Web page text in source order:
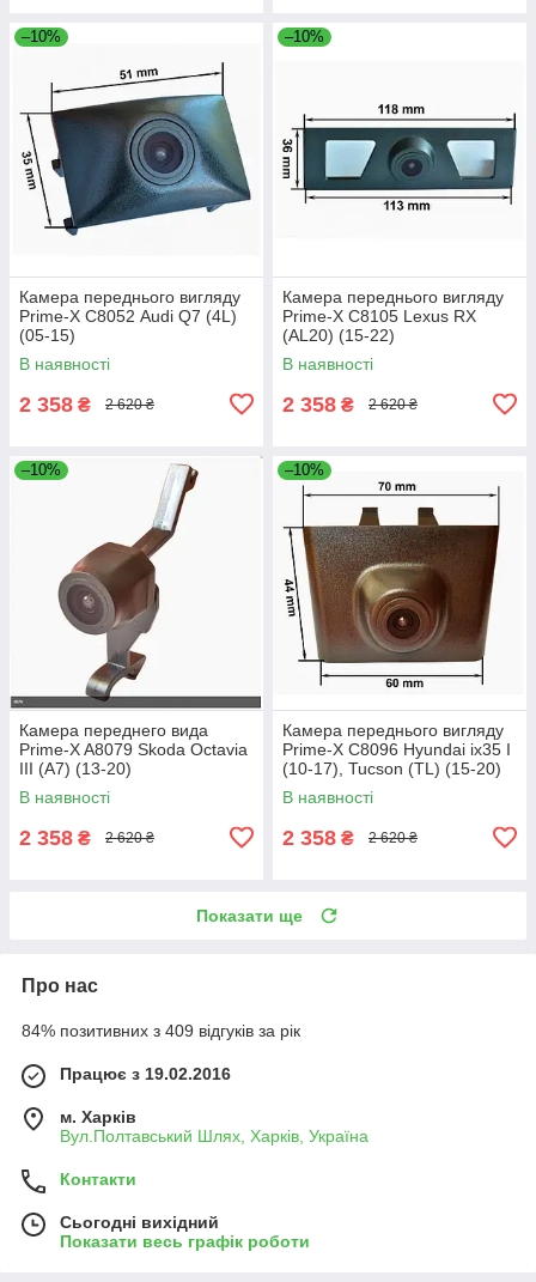
–10%
Камера переднього вигляду
Prime-X С8052 Audi Q7 (4L)
(05-15)
В наявності
2 358 ₴ 2 620 ₴
–10%
Камера переднього вигляду
Prime-X C8105 Lexus RX
(AL20) (15-22)
В наявності
2 358 ₴ 2 620 ₴
–10%
Камера переднего вида
Prime-X A8079 Skoda Octavia
III (A7) (13-20)
В наявності
2 358 ₴ 2 620 ₴
–10%
Камера переднього вигляду
Prime-X C8096 Hyundai ix35 I
(10-17), Tucson (TL) (15-20)
В наявності
2 358 ₴ 2 620 ₴
Показати ще
Про нас
84% позитивних з 409 відгуків за рік
Працює з 19.02.2016
м. Харків
Вул.Полтавський Шлях, Харків, Україна
Контакти
Сьогодні вихідний
Показати весь графік роботи